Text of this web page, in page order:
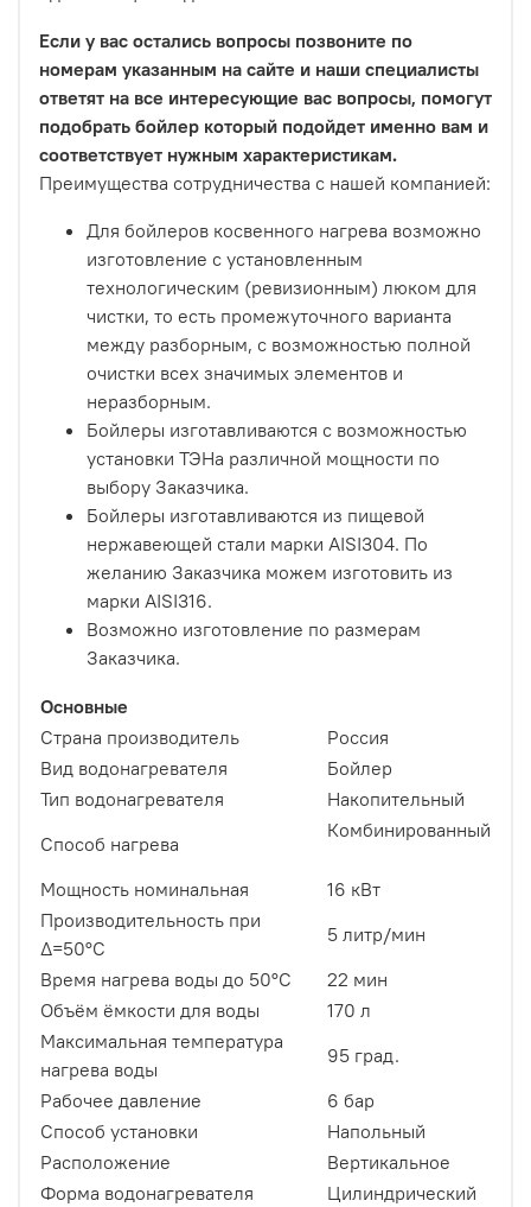
Если у вас остались вопросы позвоните по
номерам указанным на сайте и наши специалисты
ответят на все интересующие вас вопросы, помогут
подобрать бойлер который подойдет именно вам и
соответствует нужным характеристикам.
Преимущества сотрудничества с нашей компанией:
Для бойлеров косвенного нагрева возможно
изготовление с установленным
технологическим (ревизионным) люком для
чистки, то есть промежуточного варианта
между разборным, с возможностью полной
очистки всех значимых элементов и
неразборным.
Бойлеры изготавливаются с возможностью
установки ТЭНа различной мощности по
выбору Заказчика.
Бойлеры изготавливаются из пищевой
нержавеющей стали марки AISI304. По
желанию Заказчика можем изготовить из
марки AISI316.
Возможно изготовление по размерам
Заказчика.
Основные
Страна производитель
Россия
Вид водонагревателя
Бойлер
Тип водонагревателя
Накопительный
Способ нагрева
Комбинированный
Мощность номинальная
16 кВт
Производительность при
∆=50°С
5 литр/мин
Время нагрева воды до 50°С
22 мин
Объём ёмкости для воды
170 л
Максимальная температура
нагрева воды
95 град.
Рабочее давление
6 бар
Способ установки
Напольный
Расположение
Вертикальное
Форма водонагревателя
Цилиндрический